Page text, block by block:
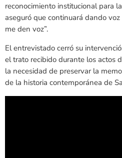
reconocimiento institucional para
aseguró que continuará dando
me den voz”.
El entrevistado cerró su
el trato recibido durante los actos
la necesidad de preservar la
de la historia contemporánea de